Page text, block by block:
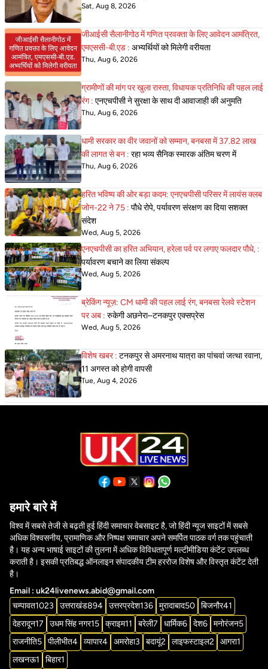
Sat, Aug 8, 2026
जीआईसी सैलानीगोठ में गणित प्रवक्ता के लिए आवेदन आमंत्रित,
एमएससी-बी.एड : अभ्यर्थियों को मिलेगी वरीयता
Thu, Aug 6, 2026
ग्रामीणों की मांग पर खुला रास्ता, विधायक प्रतिनिधि की पहल लाई
रंग : एनएचपीसी ने सुरक्षा के साथ दी आवाजाही की अनुमति
Thu, Aug 6, 2026
धामी सरकार का वीर जवानों को सम्मान, बनबसा में 37.82 लाख
की लागत से बन : रहा भव्य सैनिक स्मारक अंतिम चरण में
Thu, Aug 6, 2026
हरित भविष्य की ओर बड़ा कदम: एनएचपीसी परिसर में लायंस क्लब
जोन-22 ने 75 : पौधे रोपे, पर्यावरण संरक्षण का दिया सशक्त
संदेश
Wed, Aug 5, 2026
एनएचपीसी का हरित अभियान, हरेला पर्व पर लगाए फलदार पौधे, :
पर्यावरण बचाने का लिया संकल्प
Wed, Aug 5, 2026
ब्रेकिंग न्यूज़: CM धामी की पहल लाई रंग, बनबसा रेलवे स्टेशन
पर अब : रुकेगी अछनेरा–टनकपुर एक्सप्रेस
Wed, Aug 5, 2026
विशेष खबर : टनकपुर से अमरनाथ यात्रा का पांचवां जत्था रवाना,
11 अगस्त को होगी वापसी
Tue, Aug 4, 2026
हमारे बारे में
विश्व में सबसे तेजी से बढ़ती हुई हिंदी समाचार वेबसाइट है, जो हिंदी न्यूज साइटों में सबसे
अधिक विश्वसनीय, प्रामाणिक और निष्पक्ष समाचार अपने समर्पित पाठक वर्ग तक पहुंचाती
है। यह अन्य भाषाई साइटों की तुलना में अधिक विविधतापूर्ण मल्टीमीडिया कंटेंट उपलब्ध
कराती है। इसकी प्रतिबद्ध ऑनलाइन संपादकीय टीम हररोज विशेष और विस्तृत कंटेंट देती
है।
Email : uk24livenews.abid@gmail.com
चम्पावत1023 उत्तराखंड894 उत्तरप्रदेश136 मुरादाबाद50 बिजनौर41
देहरादून17 उधम सिंह नगर15 क्राइम11 बरेली7 धार्मिक6 देश6 मनोरंजन5
राजनीति5 पीलीभीत4 व्यापार4 अमरोहा3 बदायूं2 लाइफस्टाइल2 आगरा1
लखनऊ1 बिहार1